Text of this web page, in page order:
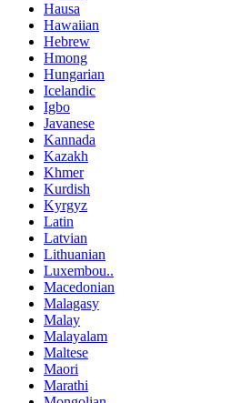
Hausa
Hawaiian
Hebrew
Hmong
Hungarian
Icelandic
Igbo
Javanese
Kannada
Kazakh
Khmer
Kurdish
Kyrgyz
Latin
Latvian
Lithuanian
Luxembou..
Macedonian
Malagasy
Malay
Malayalam
Maltese
Maori
Marathi